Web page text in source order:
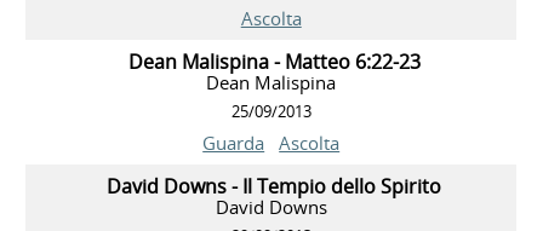
Ascolta
Dean Malispina - Matteo 6:22-23
Dean Malispina
25/09/2013
Guarda Ascolta
David Downs - Il Tempio dello Spirito
David Downs